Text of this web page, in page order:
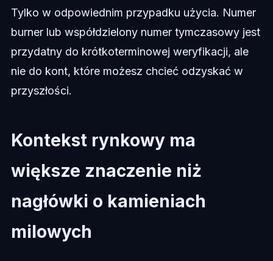
Tylko w odpowiednim przypadku użycia. Numer
burner lub współdzielony numer tymczasowy jest
przydatny do krótkoterminowej weryfikacji, ale
nie do kont, które możesz chcieć odzyskać w
przyszłości.
Kontekst rynkowy ma
większe znaczenie niż
nagłówki o kamieniach
milowych